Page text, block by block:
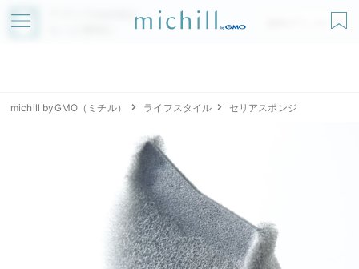
アプリでmichillが
無料ダウンロード
michill byGMO（ミチル） ライフスタイル セリアスポンジ